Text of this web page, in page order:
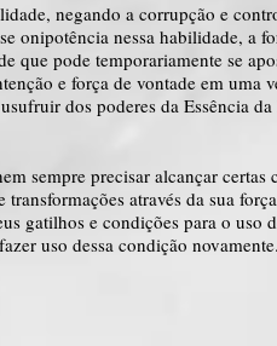
negando a corrupção e
onipotência nessa habilidade, a
que pode temporariamente se
e força de vontade em uma
dos poderes da Essência
sempre precisar alcançar certas
através da sua
gatilhos e condições para o uso
uso dessa condição novamente.